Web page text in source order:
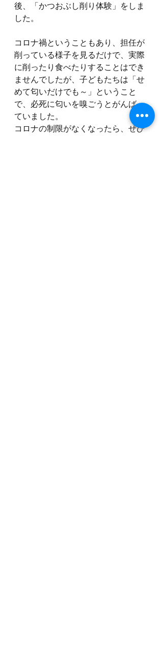
後、「かつおぶし削り体験」をしま
した。
コロナ禍ということもあり、担任が
削っている様子を見るだけで、実際
に削ったり食べたりすることはでき
ませんでしたが、子どもたちは「せ
めて匂いだけでも～」ということ
で、必死に匂いを嗅ごうとがんばっ
ていました。
コロナの制限がなくなったら、ぜひ